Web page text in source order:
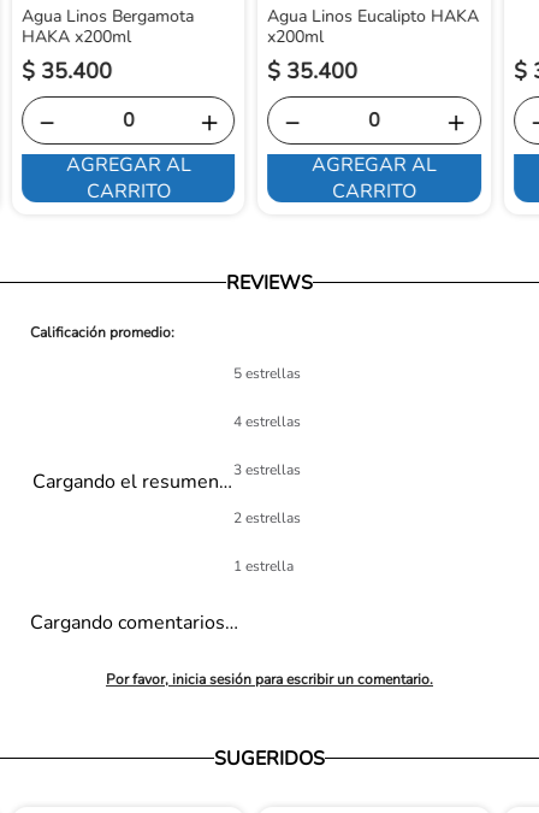
Agua Linos Bergamota
HAKA x200ml
$ 35.400
＋
－
AGREGAR AL
CARRITO
Agua Linos Eucalipto HAKA
x200ml
$ 35.400
＋
－
AGREGAR AL
CARRITO
$
REVIEWS
Cargando el resumen…
5 estrellas
4 estrellas
3 estrellas
2 estrellas
1 estrella
Por favor, inicia sesión para escribir un comentario.
Cargando comentarios…
SUGERIDOS